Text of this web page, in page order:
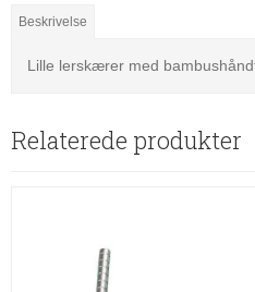
Beskrivelse
Lille lerskærer med
Relaterede produkter